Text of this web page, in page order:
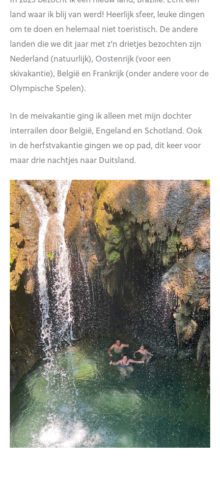
land waar ik blij van werd! Heerlijk sfeer, leuke dingen
om te doen en helemaal niet toeristisch. De andere
landen die we dit jaar met z’n drietjes bezochten zijn
Nederland (natuurlijk), Oostenrijk (voor een
skivakantie), België en Frankrijk (onder andere voor de
Olympische Spelen).
In de meivakantie ging ik alleen met mijn dochter
interrailen door België, Engeland en Schotland. Ook
in de herfstvakantie gingen we op pad, dit keer voor
maar drie nachtjes naar Duitsland.